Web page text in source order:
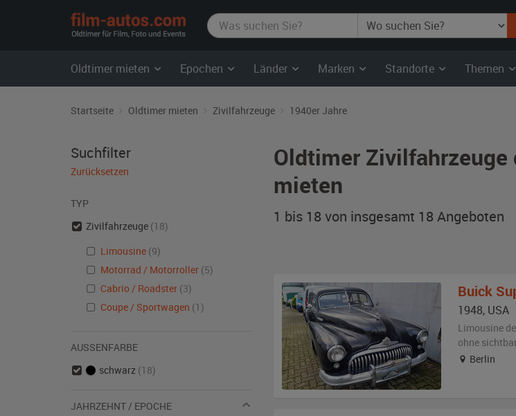
film-
autos.com
Oldtimer mieten Epochen Länder Marken Standorte Themen
Startseite Oldtimer mieten Zivilfahrzeuge 1940er Jahre
Oldtimer Zivilfahrzeuge
mieten
1 bis 18 von insgesamt 18 Angeboten
Buick
1948, USA
Limousine
ohne
Berlin
Suchfilter
Zurücksetzen
TYP
Zivilfahrzeuge (18)
Limousine (9)
Motorrad / Motorroller (5)
Cabrio / Roadster (3)
Coupe / Sportwagen (1)
AUSSENFARBE
schwarz (18)
JAHRZEHNT / EPOCHE